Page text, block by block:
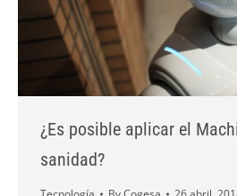
¿Es posible aplicar el
sanidad?